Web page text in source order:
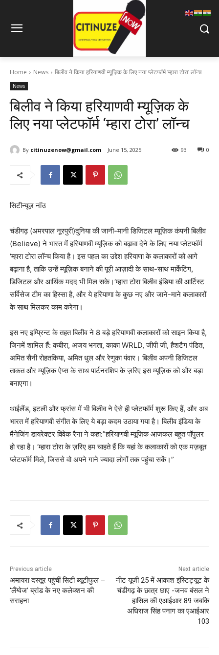
Home News बिलीव ने किया हरियाणवी म्यूज़िक के लिए नया प्लेटफॉर्म ‘म्हारा टोरा’ लॉन्च
News
बिलीव ने किया हरियाणवी म्यूज़िक के
लिए नया प्लेटफॉर्म ‘म्हारा टोरा’ लॉन्च
By citinuzenow@gmail.com June 15, 2025 0
93
सिटीन्यूज़ नॉउ
चंडीगढ़ (अमरपाल नूरपुरी)दुनिया की जानी-मानी डिजिटल म्यूज़िक कंपनी बिलीव
(Believe) ने भारत में हरियाणवी म्यूज़िक को बढ़ावा देने के लिए नया प्लेटफॉर्म
‘म्हारा टोरा लॉन्च किया है। इस पहल का उद्देश हरियाणा के कलाकारों को आगे
बढ़ाना है, ताकि उन्हें म्यूज़िक बनाने की पूरी आज़ादी के साथ-साथ मार्केटिंग,
डिजिटल और आर्थिक मदद भी मिल सके।‘म्हारा टोरा बिलीव इंडिया की आर्टिस्ट
सर्विसेज टीम का हिस्सा है, और ये हरियाणा के कुछ नए और जाने-माने कलाकारों
के साथ मिलकर काम करेगा।
इस नए इम्प्रिन्ट के तहत बिलीव ने 8 बड़े हरियाणवी कलाकारों को साइन किया है,
जिनमें शामिल हैं: कबीरा, अजय भगता, काका WRLD, जीपी जी, हैशटैग पंडित,
अमित सैनी रोहतकिया, अमित धुल और रेणुका पंवार। बिलीव अपनी डिजिटल
ताकत और म्यूज़िक ऐप्स के साथ पार्टनरशिप के ज़रिए इस म्यूज़िक को और बड़ा
बनाएगा।
थाईलैंड, इटली और फ्रांस में भी बिलीव ने ऐसे ही प्लेटफॉर्म शुरू किए हैं, और अब
भारत में हरियाणवी संगीत के लिए ये बड़ा कदम उठाया गया है। बिलीव इंडिया के
मैनेजिंग डायरेक्टर विवेक रैना ने कहा:”हरियाणवी म्यूज़िक आजकल बहुत पॉपुलर
हो रहा है। ‘म्हारा टोरा के ज़रिए हम चाहते हैं कि यहां के कलाकारों को एक मज़बूत
प्लेटफॉर्म मिले, जिससे वो अपने गाने ज्यादा लोगों तक पहुंचा सकें।”
Previous article
अमायरा दस्तूर पहुंचीं सिटी ब्यूटीफुल –
‘लैंग्वेज’ ब्रांड के नए कलेक्शन की
सराहना
Next article
नीट यूजी 25 में आकाश इंस्टिट्यूट के
चंडीगढ़ के छात्र छाए -जनव बंसल ने
हासिल की एआईआर 89 जबकि
अधिराज सिंह पनाग का एआईआर
103